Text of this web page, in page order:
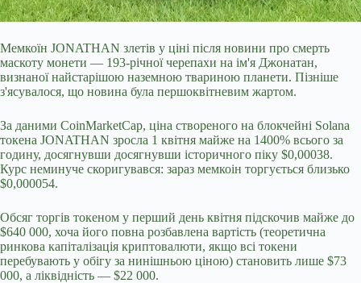
Мемкоїн JONATHAN злетів у ціні після новини про смерть
маскоту монети — 193‑річної черепахи на ім'я Джонатан,
визнаної найстарішою наземною твариною планети. Пізніше
з'ясувалося, що новина була першоквітневим жартом.
За даними CoinMarketCap, ціна створеного на блокчейні Solana
токена JONATHAN зросла 1 квітня майже на 1400% всього за
годину, досягнувши досягнувши історичного піку $0,00038.
Курс неминуче скоригувався: зараз мемкоін торгується близько
$0,000054.
Обсяг торгів токеном у перший день квітня підскочив майже до
$640 000, хоча його повна розбавлена вартість (теоретична
ринкова капіталізація криптовалюти, якщо всі токени
перебувають у обігу за нинішньою ціною) становить лише $73
000, а ліквідність — $22 000.